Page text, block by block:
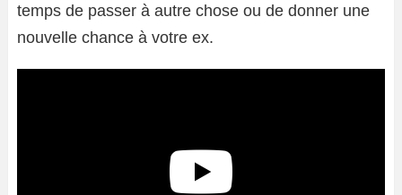
temps de passer à autre chose ou de donner une
nouvelle chance à votre ex.